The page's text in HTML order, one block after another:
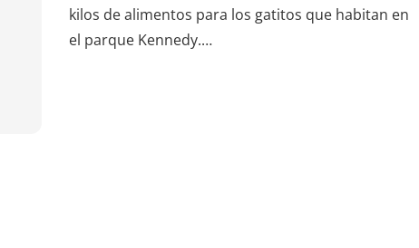
kilos de alimentos para los gatitos que habitan en
el parque Kennedy.…